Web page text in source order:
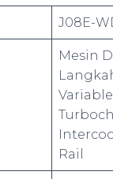
J08E-
Mesin
Rail